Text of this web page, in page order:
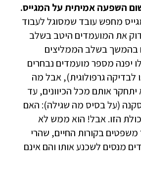
השפעה אמיתית על המגייס.
מחפש עובד שמסוגל לעבוד
את המועמדים היטב בשלב
בהמשך בשלב הממליצים
יפנה מספר מועמדים נבחרים
לבדיקה גרפולוגית), אבל מה
אותם מכל הכיוונים, עד
(על בסיס מה שגילה): האם
הזו. אבל! הוא ממש לא
בקורות החיים, שהרי
מנסים לשכנע אותו והם אינם